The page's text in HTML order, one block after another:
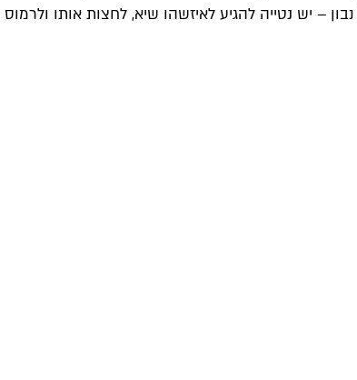
יש נטייה להגיע לאיזשהו שיא, לחצות אותו ולרמוס